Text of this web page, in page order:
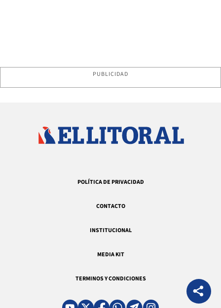
PUBLICIDAD
POLÍTICA DE PRIVACIDAD
CONTACTO
INSTITUCIONAL
MEDIA KIT
TERMINOS Y CONDICIONES